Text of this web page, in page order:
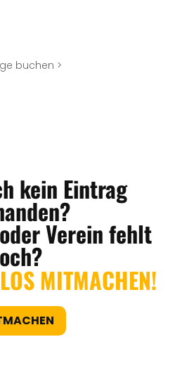
buchen >
kein Eintrag
Verein fehlt
MITMACHEN!